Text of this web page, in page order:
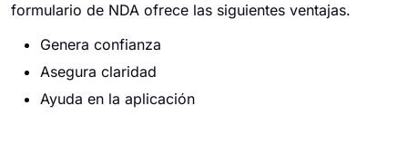
formulario de NDA ofrece las siguientes ventajas.
Genera confianza
Asegura claridad
Ayuda en la aplicación